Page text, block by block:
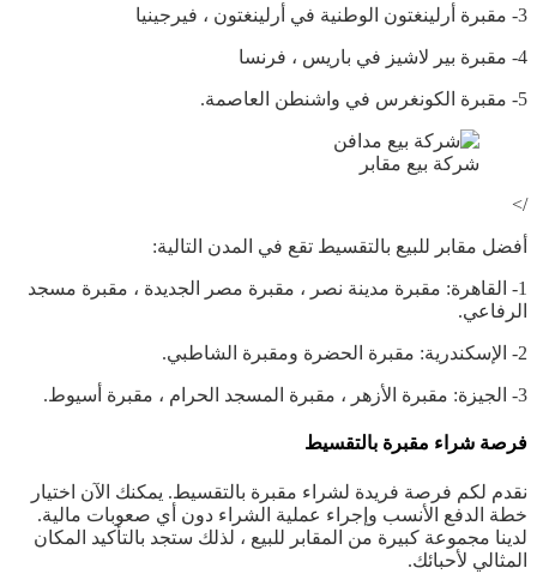
3- مقبرة أرلينغتون الوطنية في أرلينغتون ، فيرجينيا
4- مقبرة بير لاشيز في باريس ، فرنسا
5- مقبرة الكونغرس في واشنطن العاصمة.
شركة بيع مقابر
/>
أفضل مقابر للبيع بالتقسيط تقع في المدن التالية:
1- القاهرة: مقبرة مدينة نصر ، مقبرة مصر الجديدة ، مقبرة مسجد
الرفاعي.
2- الإسكندرية: مقبرة الحضرة ومقبرة الشاطبي.
3- الجيزة: مقبرة الأزهر ، مقبرة المسجد الحرام ، مقبرة أسيوط.
فرصة شراء مقبرة بالتقسيط
نقدم لكم فرصة فريدة لشراء مقبرة بالتقسيط. يمكنك الآن اختيار
خطة الدفع الأنسب وإجراء عملية الشراء دون أي صعوبات مالية.
لدينا مجموعة كبيرة من المقابر للبيع ، لذلك ستجد بالتأكيد المكان
المثالي لأحبائك.